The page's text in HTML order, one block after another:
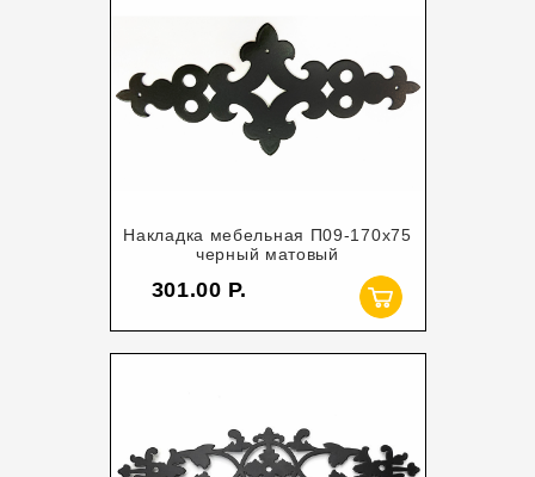
Накладка мебельная П09-170х75
черный матовый
301.00